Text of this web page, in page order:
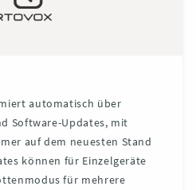
automatisch über
Software-Updates, mit
auf dem neuesten Stand
können für Einzelgeräte
für mehrere